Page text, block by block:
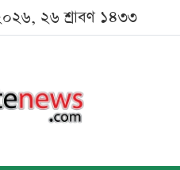
২৬ শ্রাবণ ১৪৩৩